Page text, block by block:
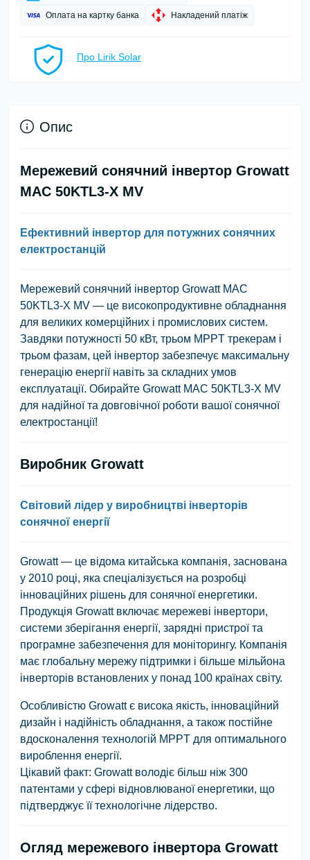
Оплата на картку банка Накладений платіж
Про Lirik Solar
Опис
Мережевий сонячний інвертор Growatt
MAC 50KTL3-X MV
Ефективний інвертор для потужних сонячних
електростанцій
Мережевий сонячний інвертор Growatt MAC
50KTL3-X MV — це високопродуктивне обладнання
для великих комерційних і промислових систем.
Завдяки потужності 50 кВт, трьом MPPT трекерам і
трьом фазам, цей інвертор забезпечує максимальну
генерацію енергії навіть за складних умов
експлуатації. Обирайте Growatt MAC 50KTL3-X MV
для надійної та довговічної роботи вашої сонячної
електростанції!
Виробник Growatt
Світовий лідер у виробництві інверторів
сонячної енергії
Growatt — це відома китайська компанія, заснована
у 2010 році, яка спеціалізується на розробці
інноваційних рішень для сонячної енергетики.
Продукція Growatt включає мережеві інвертори,
системи зберігання енергії, зарядні пристрої та
програмне забезпечення для моніторингу. Компанія
має глобальну мережу підтримки і більше мільйона
інверторів встановлених у понад 100 країнах світу.
Особливістю Growatt є висока якість, інноваційний
дизайн і надійність обладнання, а також постійне
вдосконалення технологій MPPT для оптимального
вироблення енергії.
Цікавий факт: Growatt володіє більш ніж 300
патентами у сфері відновлюваної енергетики, що
підтверджує її технологічне лідерство.
Огляд мережевого інвертора Growatt